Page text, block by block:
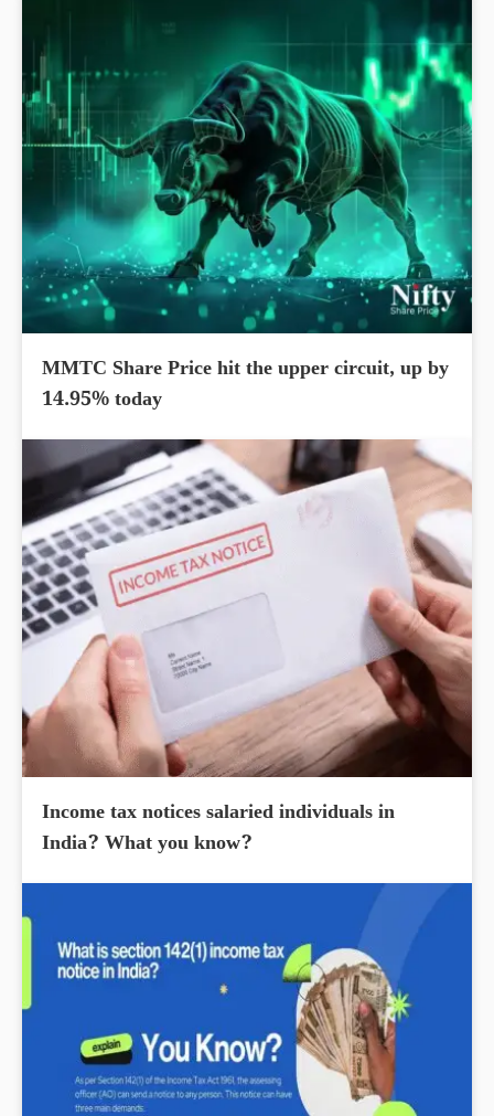
MMTC Share Price hit the upper circuit, up by
14.95% today
Income tax notices salaried individuals in
India? What you know?